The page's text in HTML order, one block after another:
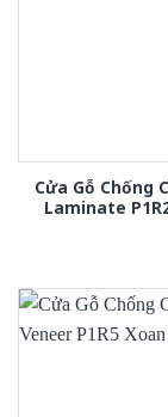
Cửa Gỗ Chống
Laminate